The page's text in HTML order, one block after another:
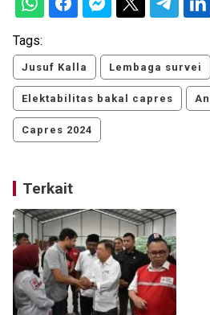
Tags:
Jusuf Kalla Lembaga survei
Elektabilitas bakal capres
Capres 2024
Terkait